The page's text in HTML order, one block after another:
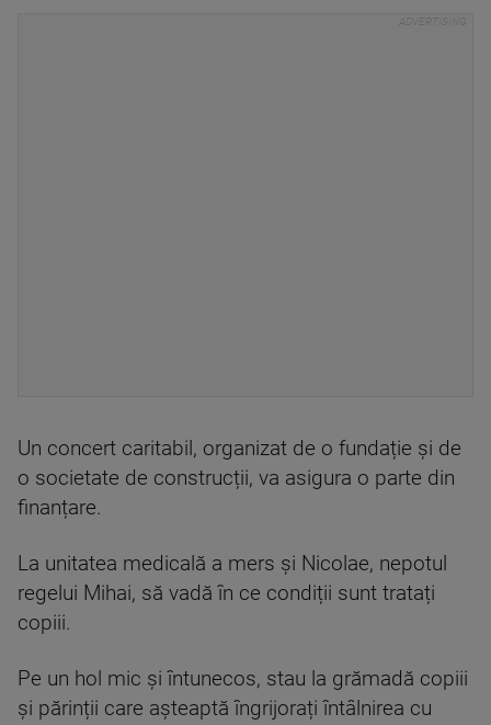
Un concert caritabil, organizat de o fundație și de
o societate de construcții, va asigura o parte din
finanțare.
La unitatea medicală a mers și Nicolae, nepotul
regelui Mihai, să vadă în ce condiții sunt tratați
copiii.
Pe un hol mic și întunecos, stau la grămadă copiii
și părinții care așteaptă îngrijorați întâlnirea cu